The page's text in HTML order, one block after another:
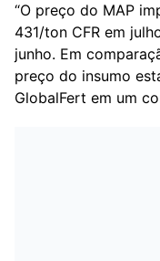
“O preço do MAP
431/ton CFR em
junho. Em
preço do insumo
GlobalFert em um